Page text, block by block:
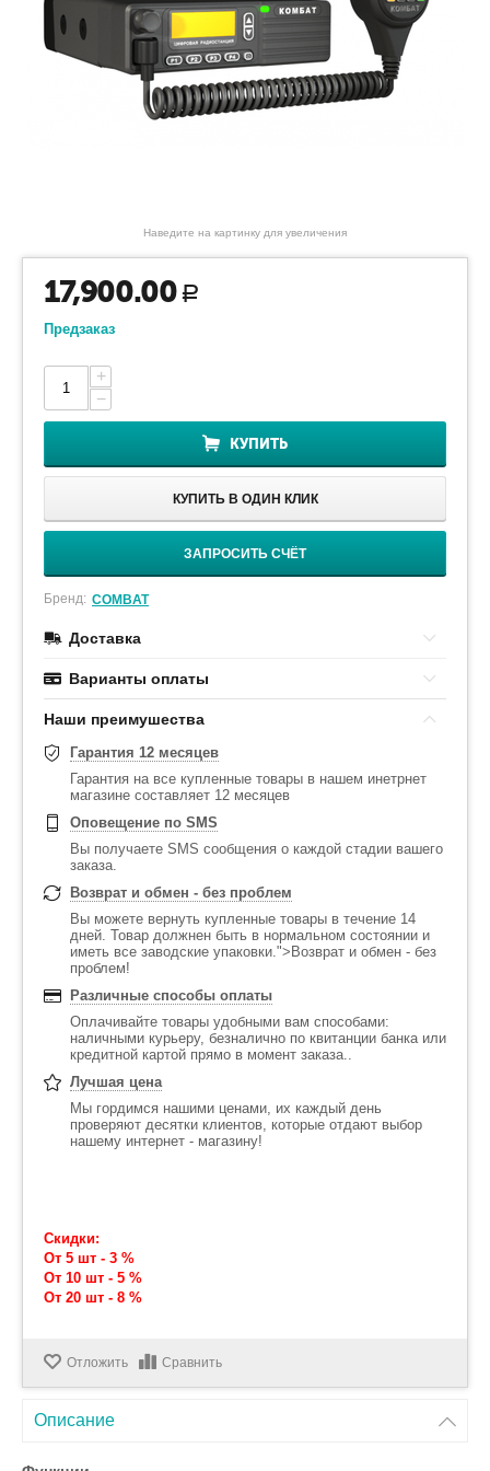
Наведите на картинку для увеличения
17,900.00 Р
Предзаказ
+
−
КУПИТЬ
КУПИТЬ В ОДИН КЛИК
ЗАПРОСИТЬ СЧЁТ
Бренд: COMBAT
Доставка
Варианты оплаты
Наши преимушества
Гарантия 12 месяцев
Гарантия на все купленные товары в нашем инетрнет
магазине составляет 12 месяцев
Оповещение по SMS
Вы получаете SMS сообщения о каждой стадии вашего
заказа.
Возврат и обмен - без проблем
Вы можете вернуть купленные товары в течение 14
дней. Товар должнен быть в нормальном состоянии и
иметь все заводские упаковки.">Возврат и обмен - без
проблем!
Различные способы оплаты
Оплачивайте товары удобными вам способами:
наличными курьеру, безналично по квитанции банка или
кредитной картой прямо в момент заказа..
Лучшая цена
Мы гордимся нашими ценами, их каждый день
проверяют десятки клиентов, которые отдают выбор
нашему интернет - магазину!
Скидки:
От 5 шт - 3 %
От 10 шт - 5 %
От 20 шт - 8 %
Отложить Сравнить
Описание